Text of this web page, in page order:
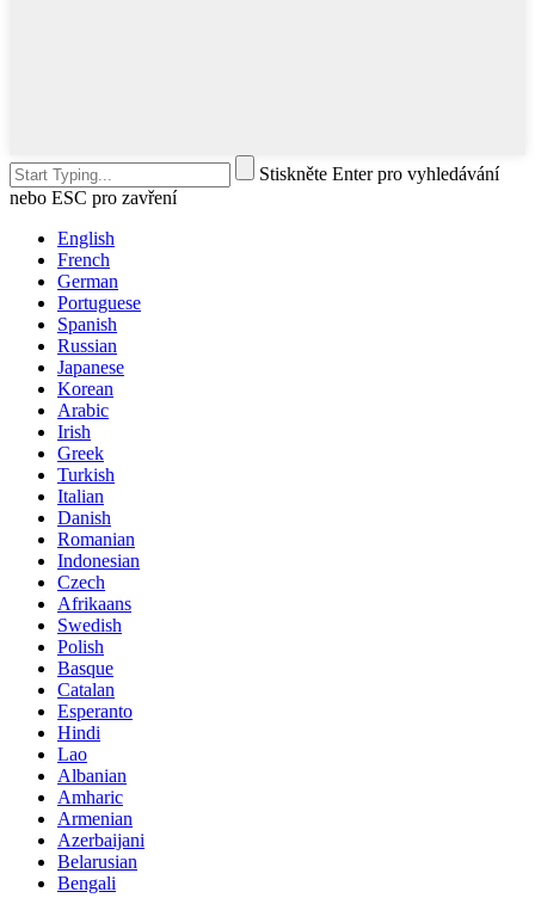
Stiskněte Enter pro vyhledávání
nebo ESC pro zavření
English
French
German
Portuguese
Spanish
Russian
Japanese
Korean
Arabic
Irish
Greek
Turkish
Italian
Danish
Romanian
Indonesian
Czech
Afrikaans
Swedish
Polish
Basque
Catalan
Esperanto
Hindi
Lao
Albanian
Amharic
Armenian
Azerbaijani
Belarusian
Bengali